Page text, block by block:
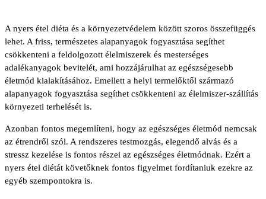
A nyers étel diéta és a környezetvédelem között szoros összefüggés
lehet. A friss, természetes alapanyagok fogyasztása segíthet
csökkenteni a feldolgozott élelmiszerek és mesterséges
adalékanyagok bevitelét, ami hozzájárulhat az egészségesebb
életmód kialakításához. Emellett a helyi termelőktől származó
alapanyagok fogyasztása segíthet csökkenteni az élelmiszer-szállítás
környezeti terhelését is.
Azonban fontos megemlíteni, hogy az egészséges életmód nemcsak
az étrendről szól. A rendszeres testmozgás, elegendő alvás és a
stressz kezelése is fontos részei az egészséges életmódnak. Ezért a
nyers étel diétát követőknek fontos figyelmet fordítaniuk ezekre az
egyéb szempontokra is.